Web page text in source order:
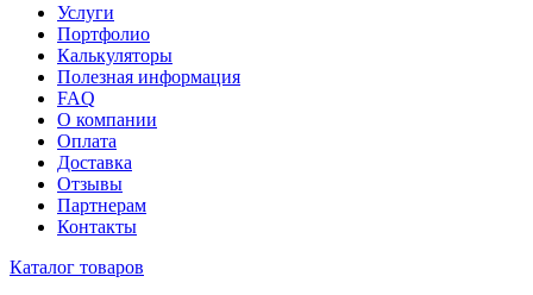
Услуги
Портфолио
Калькуляторы
Полезная информация
FAQ
О компании
Оплата
Доставка
Отзывы
Партнерам
Контакты
Каталог товаров